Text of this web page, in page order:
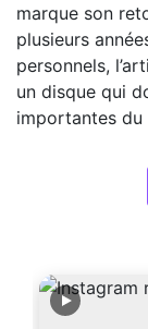
marque son
plusieurs
personnels,
un disque qui
importantes du